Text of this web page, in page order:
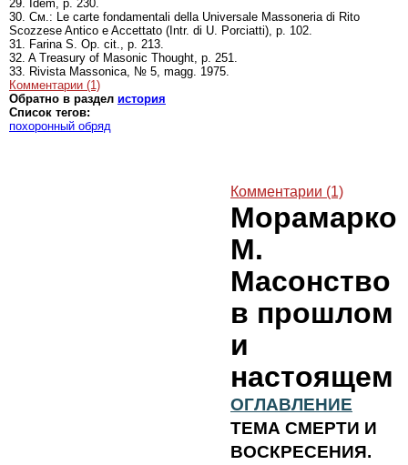
29. Idem, p. 230.
30. См.: Le carte fondamentali della Universale Massoneria di Rito
Scozzese Antico e Accettato (Intr. di U. Porciatti), p. 102.
31. Farina S. Op. cit., p. 213.
32. A Treasury of Masonic Thought, p. 251.
33. Rivista Massonica, № 5, magg. 1975.
Комментарии (1)
Обратно в раздел история
Список тегов:
похоронный обряд
Комментарии (1)
Морамарко
М.
Масонство
в прошлом
и
настоящем
ОГЛАВЛЕНИЕ
ТЕМА СМЕРТИ И
ВОСКРЕСЕНИЯ.